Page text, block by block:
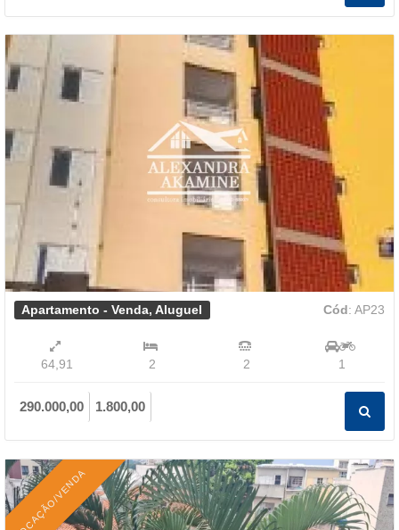
Apartamento - Venda, Aluguel Cód: AP23
64,91 2 2 1
290.000,00 1.800,00
LOCAÇÃO/VENDA